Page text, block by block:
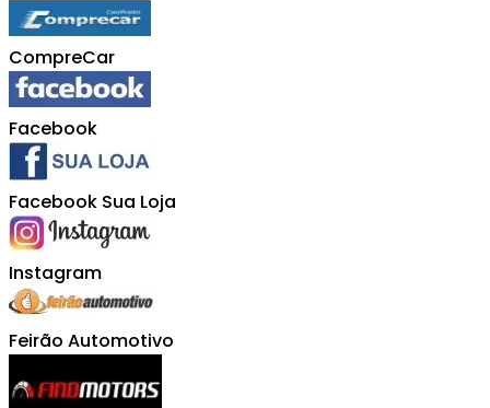
CompreCar
Facebook
Facebook Sua Loja
Instagram
Feirão Automotivo